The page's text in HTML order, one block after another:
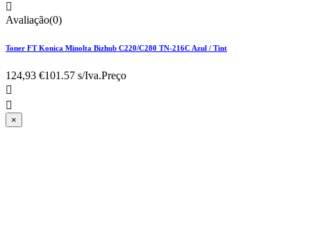

Avaliação(0)
Toner FT Konica Minolta Bizhub C220/C280 TN-216C Azul / Tint
124,93 €101.57 s/Iva.Preço


×